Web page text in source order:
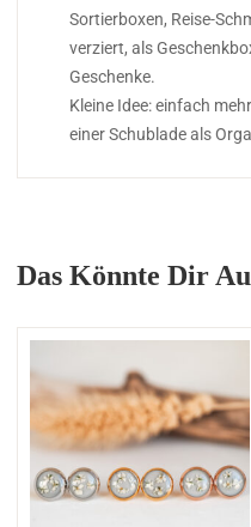
Sortierboxen, Reise-
verziert, als
Geschenke.
Kleine Idee: einfach
einer Schublade als
Das Könnte Dir